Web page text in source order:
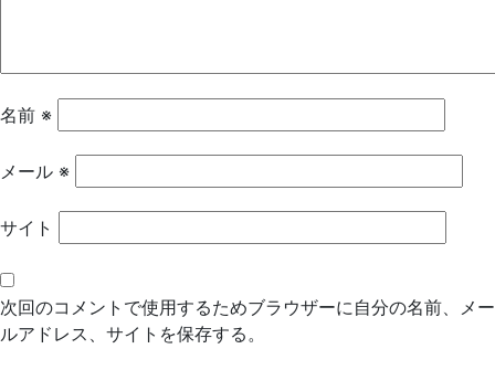
名前 ※
メール ※
サイト
次回のコメントで使用するためブラウザーに自分の名前、メー
ルアドレス、サイトを保存する。